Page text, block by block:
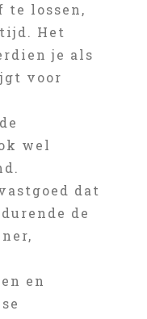
lossen,
Het
je als
voor
wel
dat
de
en